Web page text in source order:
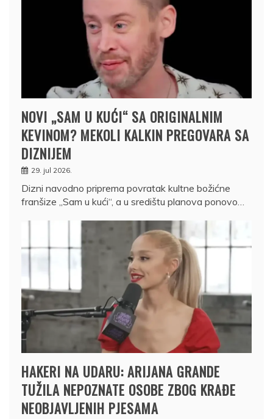
NOVI „SAM U KUĆI“ SA ORIGINALNIM
KEVINOM? MEKOLI KALKIN PREGOVARA SA
DIZNIJEM
29. jul 2026.
Dizni navodno priprema povratak kultne božićne
franšize „Sam u kući“, a u središtu planova ponovo…
HAKERI NA UDARU: ARIJANA GRANDE
TUŽILA NEPOZNATE OSOBE ZBOG KRAĐE
NEOBJAVLJENIH PJESAMA